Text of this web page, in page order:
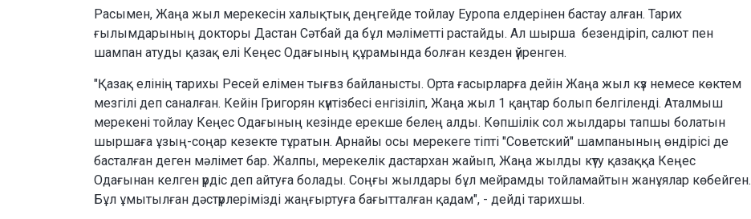
Расымен, Жаңа жыл мерекесін халықтық деңгейде тойлау Еуропа елдерінен бастау алған. Тарих
ғылымдарының докторы Дастан Сәтбай да бұл мәліметті растайды. Ал шырша безендіріп, салют пен
шампан атуды қазақ елі Кеңес Одағының құрамында болған кезден үйренген.
"Қазақ елінің тарихы Ресей елімен тығвз байланысты. Орта ғасырларға дейін Жаңа жыл күз немесе көктем
мезгілі деп саналған. Кейін Григорян күнтізбесі енгізіліп, Жаңа жыл 1 қаңтар болып белгіленді. Аталмыш
мерекені тойлау Кеңес Одағының кезінде ерекше белең алды. Көпшілік сол жылдары тапшы болатын
шыршаға ұзың-соңар кезекте тұратын. Арнайы осы мерекеге тіпті "Советский" шампанының өндірісі де
басталған деген мәлімет бар. Жалпы, мерекелік дастархан жайып, Жаңа жылды күту қазаққа Кеңес
Одағынан келген үрдіс деп айтуға болады. Соңғы жылдары бұл мейрамды тойламайтын жанұялар көбейген.
Бұл ұмытылған дәстүрлерімізді жаңғыртуға бағытталған қадам", - дейді тарихшы.